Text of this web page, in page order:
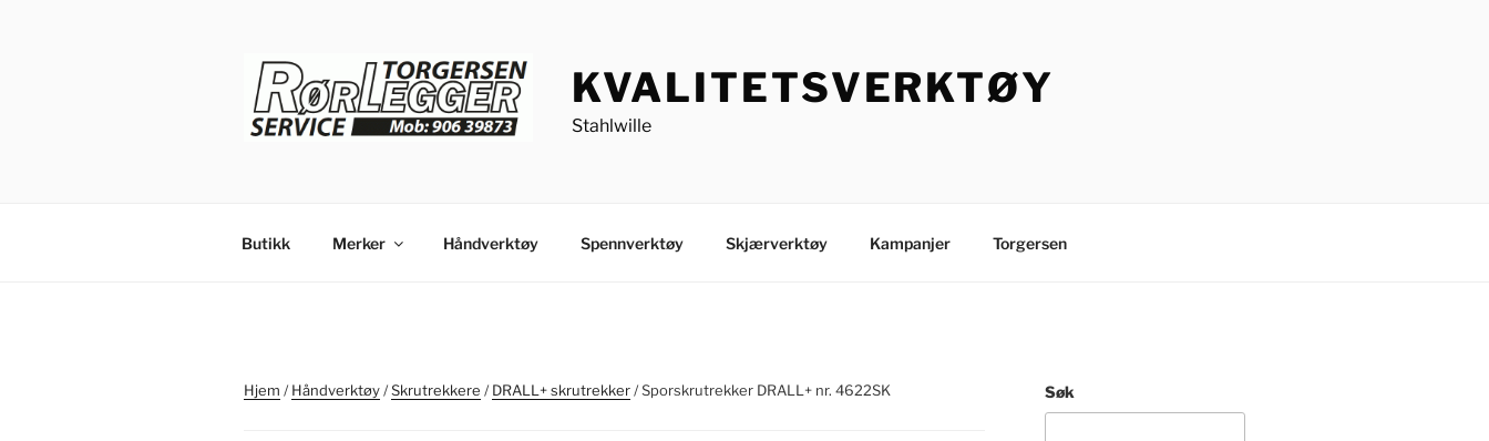
KVALITETSVERKTØY
Stahlwille
Butikk Merker Håndverktøy Spennverktøy Skjærverktøy Kampanjer Torgersen
Hjem /Håndverktøy/Skrutrekkere /DRALL+ skrutrekker/ Sporskrutrekker DRALL+ nr. 4622SK Søk